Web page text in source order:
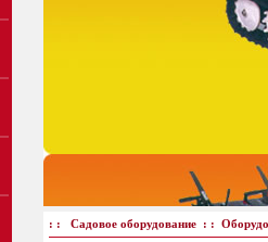
: : Садовое оборудование: :